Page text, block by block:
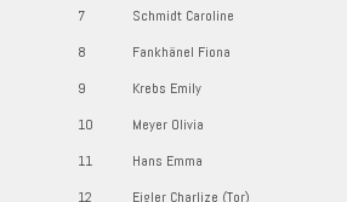
7
Schmidt Caroline
8
Fankhänel Fiona
9
Krebs Emily
10
Meyer Olivia
11
Hans Emma
12
Eigler Charlize (Tor)